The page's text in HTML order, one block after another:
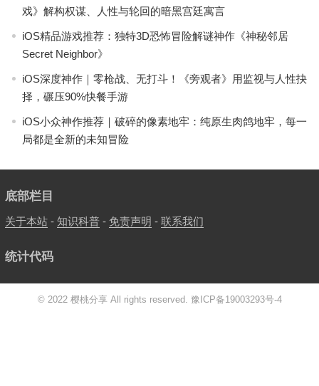
戏》解构权谋、人性与轮回的暗黑宫廷寓言
iOS精品游戏推荐：独特3D恐怖冒险解谜神作《神秘邻居
Secret Neighbor》
iOS深度神作｜零枪战、无打斗！《旁观者》用监视与人性抉
择，碾压90%快餐手游
iOS小众神作推荐｜破碎的像素地牢：纯原生肉鸽地牢，每一
局都是全新的未知冒险
底部栏目
关于本站- 知识科普- 免责声明 - 联系我们
统计代码
© 2022 樱桃分享 All rights reserved. 豫ICP备19003293号-4